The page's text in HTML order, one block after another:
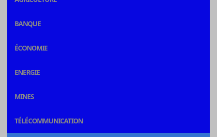
BANQUE
ÉCONOMIE
ENERGIE
MINES
TÉLÉCOMMUNICATION